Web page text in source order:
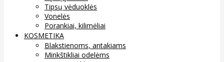
Tipsų vėduoklės
Vonelės
Porankiai, kilimėliai
KOSMETIKA
Blakstienoms, antakiams
Minkštikliai odelėms